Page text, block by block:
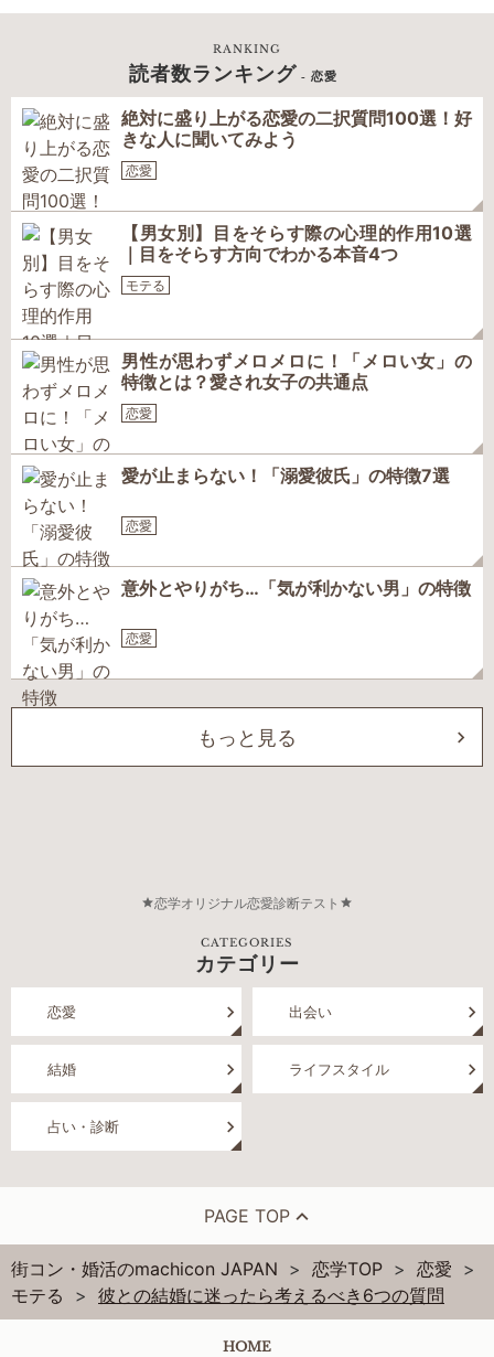
RANKING
読者数ランキング - 恋愛
絶対に盛り上がる恋愛の二択質問100選！好
きな人に聞いてみよう
恋愛
【男女別】目をそらす際の心理的作用10選
｜目をそらす方向でわかる本音4つ
モテる
男性が思わずメロメロに！「メロい女」の
特徴とは？愛され女子の共通点
恋愛
愛が止まらない！「溺愛彼氏」の特徴7選
恋愛
意外とやりがち…「気が利かない男」の特徴
恋愛
もっと見る
恋学オリジナル恋愛診断テスト
CATEGORIES
カテゴリー
恋愛 出会い
結婚 ライフスタイル
占い・診断
PAGE TOP
街コン・婚活のmachicon JAPAN 恋学TOP
恋愛
モテる
彼との結婚に迷ったら考えるべき6つの質問
HOME